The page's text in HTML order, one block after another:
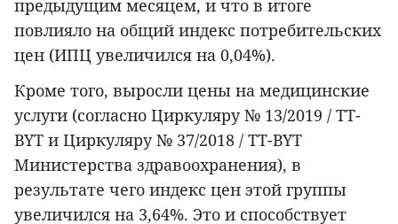
предыдущим месяцем, и что в итоге
повлияло на общий индекс потребительских
цен (ИПЦ увеличился на 0,04%).
Кроме того, выросли цены на медицинские
услуги (согласно Циркуляру № 13/2019 / TT-
BYT и Циркуляру № 37/2018 / TT-BYT
Министерства здравоохранения), в
результате чего индекс цен этой группы
увеличился на 3,64%. Это и способствует